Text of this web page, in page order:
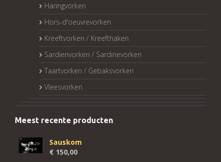
Haringvorken
Hors-d'oeuvrevorken
Kreeftvorken / Kreefthaken
Sardienvorken / Sardinevorken
Taartvorken / Gebaksvorken
Vleesvorken
Meest recente producten
Sauskom
€ 150,00